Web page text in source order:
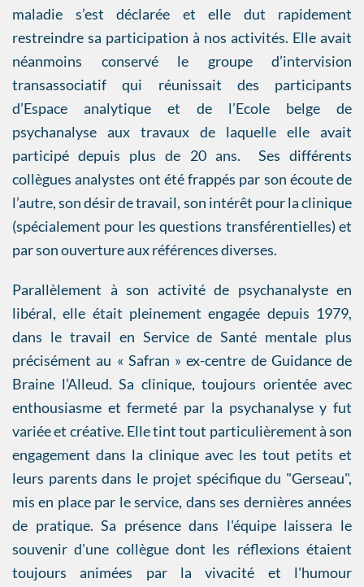
maladie s’est déclarée et elle dut rapidement
restreindre sa participation à nos activités. Elle avait
néanmoins conservé le groupe d’intervision
transassociatif qui réunissait des participants
d’Espace analytique et de l’Ecole belge de
psychanalyse aux travaux de laquelle elle avait
participé depuis plus de 20 ans. Ses différents
collègues analystes ont été frappés par son écoute de
l’autre, son désir de travail, son intérêt pour la clinique
(spécialement pour les questions transférentielles) et
par son ouverture aux références diverses.
Parallèlement à son activité de psychanalyste en
libéral, elle était pleinement engagée depuis 1979,
dans le travail en Service de Santé mentale plus
précisément au « Safran » ex-centre de Guidance de
Braine l’Alleud. Sa clinique, toujours orientée avec
enthousiasme et fermeté par la psychanalyse y fut
variée et créative. Elle tint tout particulièrement à son
engagement dans la clinique avec les tout petits et
leurs parents dans le projet spécifique du "Gerseau",
mis en place par le service, dans ses dernières années
de pratique. Sa présence dans l'équipe laissera le
souvenir d'une collègue dont les réflexions étaient
toujours animées par la vivacité et l'humour